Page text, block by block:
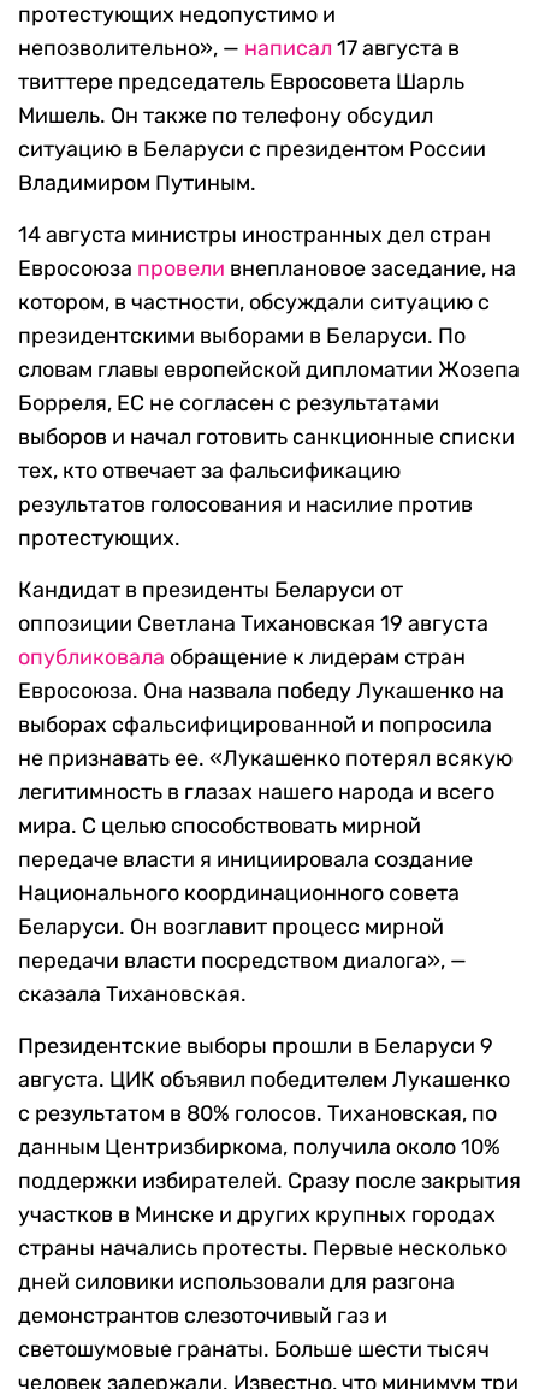
протестующих недопустимо и
непозволительно», — написал 17 августа в
твиттере председатель Евросовета Шарль
Мишель. Он также по телефону обсудил
ситуацию в Беларуси с президентом России
Владимиром Путиным.
14 августа министры иностранных дел стран
Евросоюза провели внеплановое заседание, на
котором, в частности, обсуждали ситуацию с
президентскими выборами в Беларуси. По
словам главы европейской дипломатии Жозепа
Борреля, ЕС не согласен с результатами
выборов и начал готовить санкционные списки
тех, кто отвечает за фальсификацию
результатов голосования и насилие против
протестующих.
Кандидат в президенты Беларуси от
оппозиции Светлана Тихановская 19 августа
опубликовала обращение к лидерам стран
Евросоюза. Она назвала победу Лукашенко на
выборах сфальсифицированной и попросила
не признавать ее. «Лукашенко потерял всякую
легитимность в глазах нашего народа и всего
мира. С целью способствовать мирной
передаче власти я инициировала создание
Национального координационного совета
Беларуси. Он возглавит процесс мирной
передачи власти посредством диалога», —
сказала Тихановская.
Президентские выборы прошли в Беларуси 9
августа. ЦИК объявил победителем Лукашенко
с результатом в 80% голосов. Тихановская, по
данным Центризбиркома, получила около 10%
поддержки избирателей. Сразу после закрытия
участков в Минске и других крупных городах
страны начались протесты. Первые несколько
дней силовики использовали для разгона
демонстрантов слезоточивый газ и
светошумовые гранаты. Больше шести тысяч
человек задержали. Известно, что минимум три